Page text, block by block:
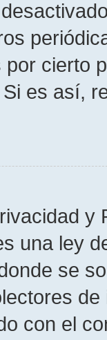
cierto
es así,
una ley
se
con el